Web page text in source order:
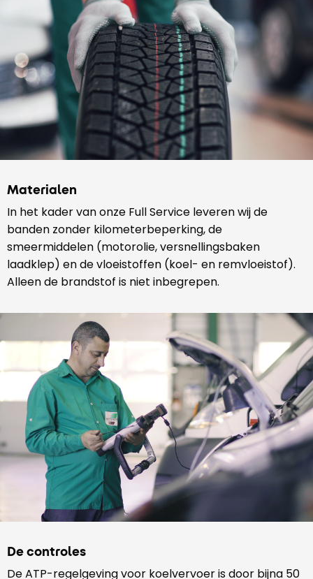
Materialen
In het kader van onze Full Service leveren wij de
banden zonder kilometerbeperking, de
smeermiddelen (motorolie, versnellingsbaken
laadklep) en de vloeistoffen (koel- en remvloeistof).
Alleen de brandstof is niet inbegrepen.
De controles
De ATP-regelgeving voor koelvervoer is door bijna 50